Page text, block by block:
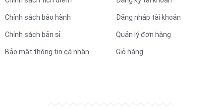
Chính sách bảo hành
Chính sách bản sỉ
Bảo mật thông tin cá nhân
Đăng nhập tài khoản
Quản lý đơn hàng
Giỏ hàng